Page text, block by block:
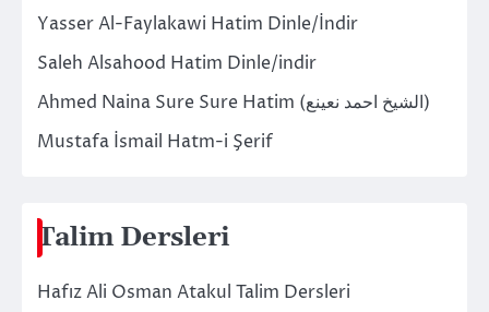
Yasser Al-Faylakawi Hatim Dinle/İndir
Saleh Alsahood Hatim Dinle/indir
Ahmed Naina Sure Sure Hatim (الشيخ احمد نعينع)
Mustafa İsmail Hatm-i Şerif
Talim Dersleri
Hafız Ali Osman Atakul Talim Dersleri